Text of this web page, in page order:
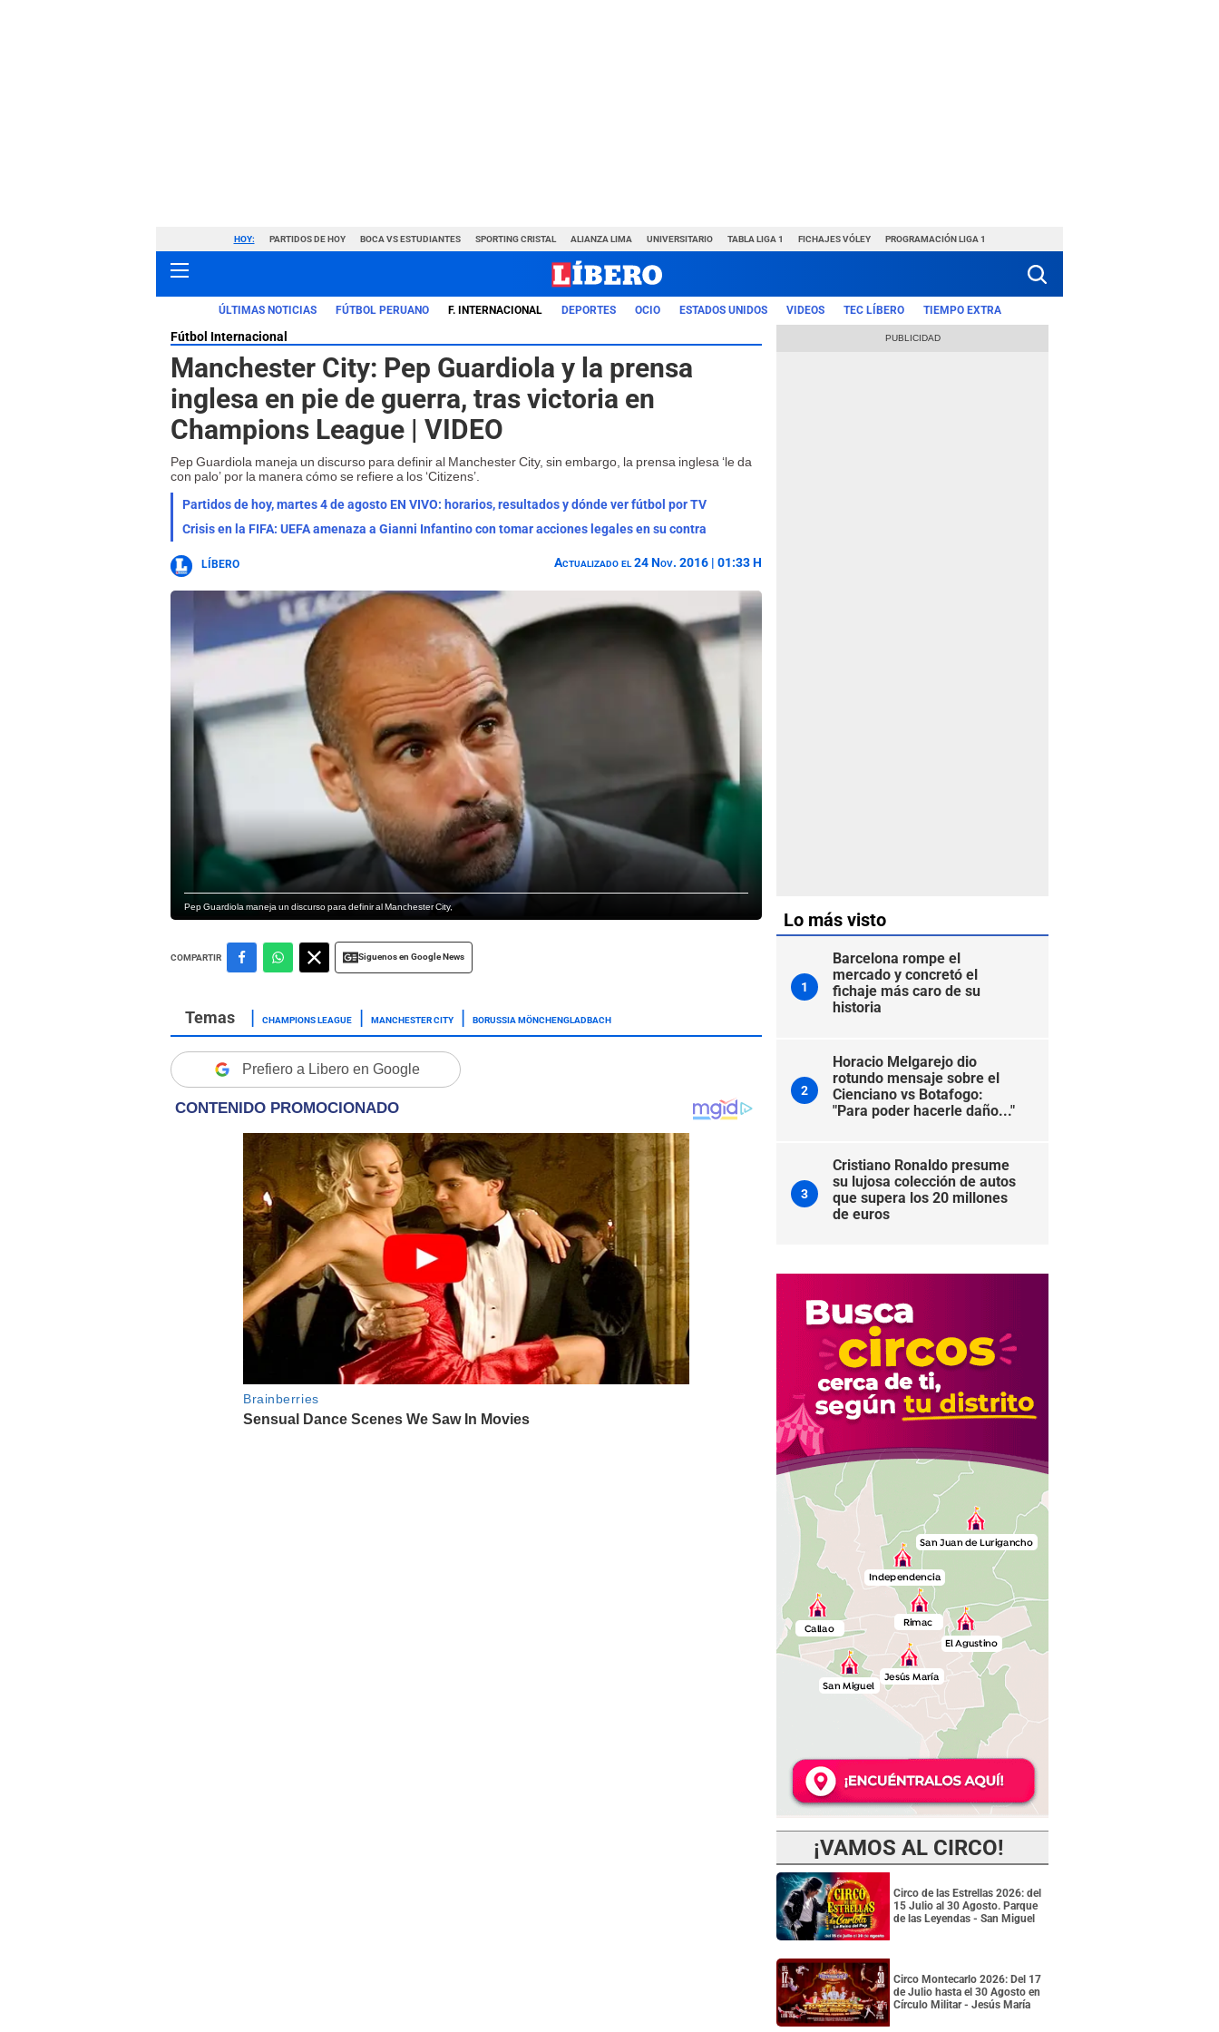
HOY: PARTIDOS DE HOY BOCA VS ESTUDIANTES SPORTING CRISTAL ALIANZA LIMA UNIVERSITARIO TABLA LIGA 1 FICHAJES VÓLEY PROGRAMACIÓN LIGA 1
ÚLTIMAS NOTICIAS FÚTBOL PERUANO F. INTERNACIONAL DEPORTES OCIO ESTADOS UNIDOS VIDEOS TEC LÍBERO TIEMPO EXTRA
Fútbol Internacional
Manchester City: Pep Guardiola y la prensa
inglesa en pie de guerra, tras victoria en
Champions League | VIDEO
Pep Guardiola maneja un discurso para definir al Manchester City, sin embargo, la prensa inglesa ‘le da
con palo’ por la manera cómo se refiere a los ‘Citizens’.
Partidos de hoy, martes 4 de agosto EN VIVO: horarios, resultados y dónde ver fútbol por TV
Crisis en la FIFA: UEFA amenaza a Gianni Infantino con tomar acciones legales en su contra
LÍBERO Actualizado el 24 Nov. 2016 | 01:33 H
Pep Guardiola maneja un discurso para definir al Manchester City,
COMPARTIR Siguenos en Google News
CHAMPIONS LEAGUE MANCHESTER CITY BORUSSIA MÖNCHENGLADBACH
Prefiero a Libero en Google
Lo más visto
1
Barcelona rompe el
mercado y concretó el
fichaje más caro de su
historia
2
Horacio Melgarejo dio
rotundo mensaje sobre el
Cienciano vs Botafogo:
"Para poder hacerle daño..."
3
Cristiano Ronaldo presume
su lujosa colección de autos
que supera los 20 millones
de euros
¡VAMOS AL CIRCO!
Circo de las Estrellas 2026: del
15 Julio al 30 Agosto. Parque
de las Leyendas - San Miguel
Circo Montecarlo 2026: Del 17
de Julio hasta el 30 Agosto en
Círculo Militar - Jesús María